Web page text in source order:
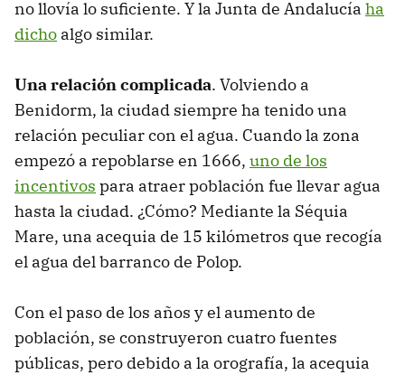
no llovía lo suficiente. Y la Junta de Andalucía ha
dicho algo similar.
Una relación complicada. Volviendo a
Benidorm, la ciudad siempre ha tenido una
relación peculiar con el agua. Cuando la zona
empezó a repoblarse en 1666, uno de los
incentivos para atraer población fue llevar agua
hasta la ciudad. ¿Cómo? Mediante la Séquia
Mare, una acequia de 15 kilómetros que recogía
el agua del barranco de Polop.
Con el paso de los años y el aumento de
población, se construyeron cuatro fuentes
públicas, pero debido a la orografía, la acequia